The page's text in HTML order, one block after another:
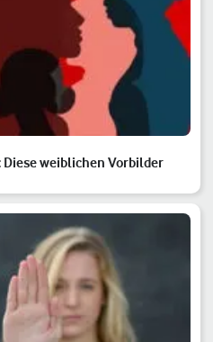
Diese weiblichen Vorbilder